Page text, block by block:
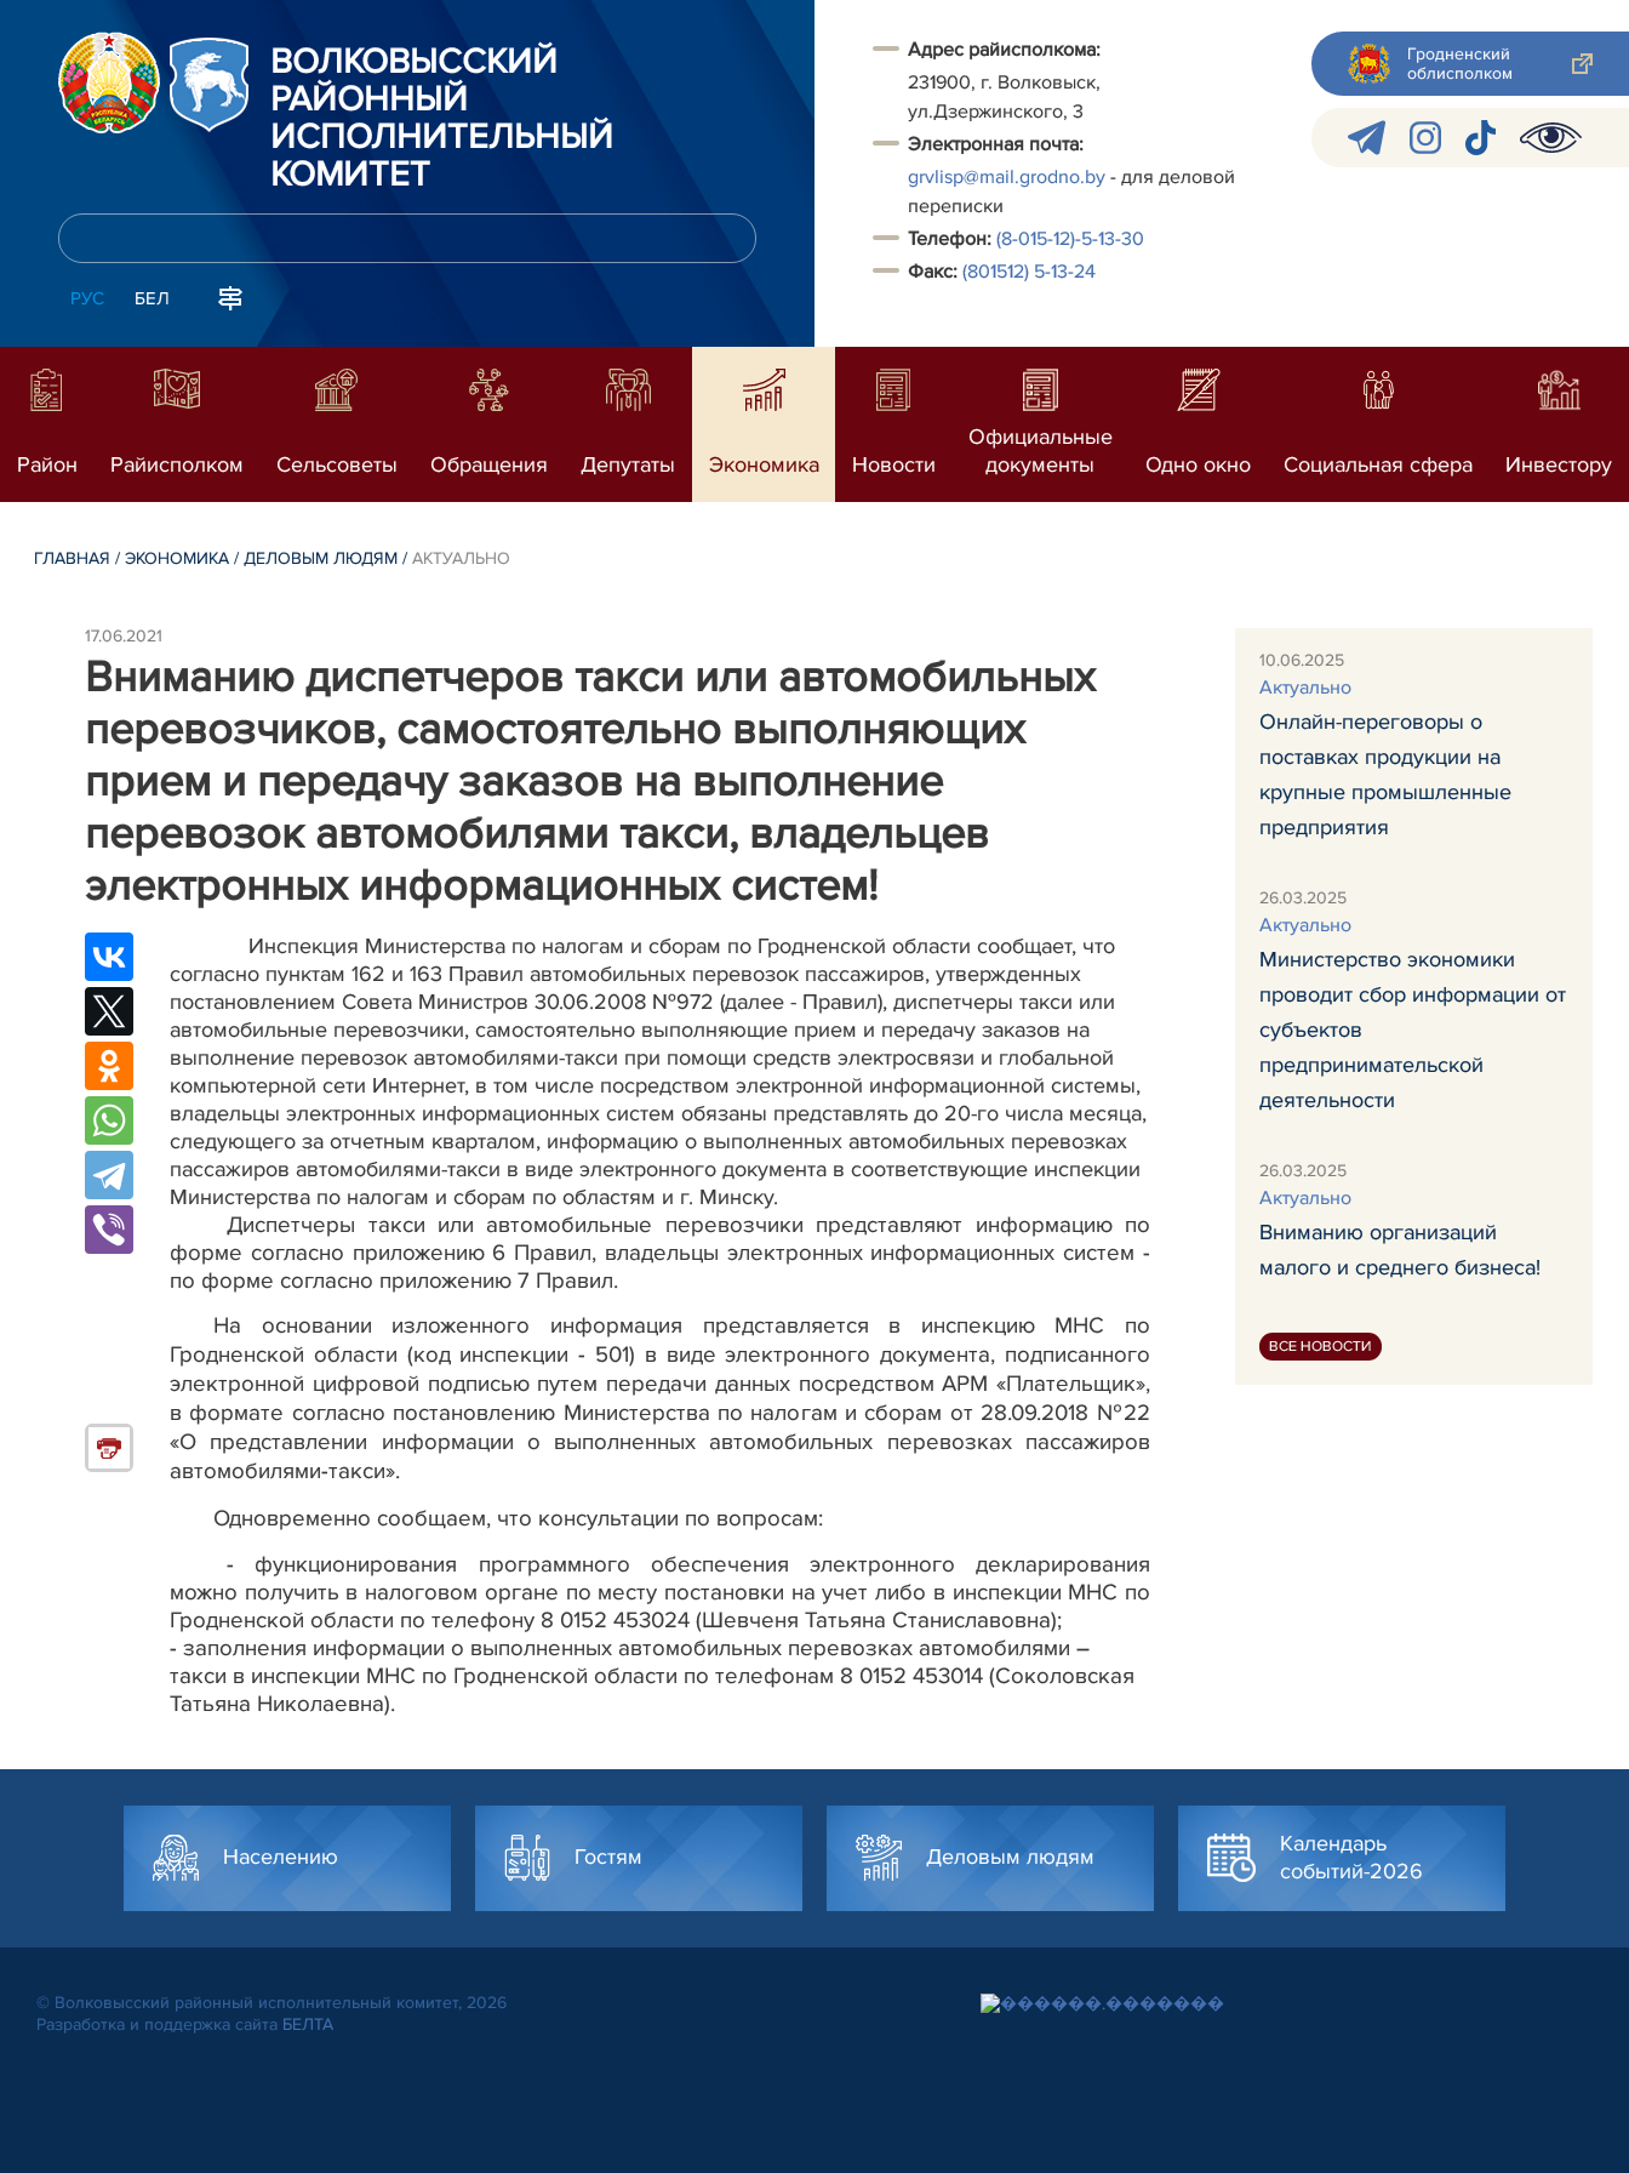
ВОЛКОВЫССКИЙ
РАЙОННЫЙ
ИСПОЛНИТЕЛЬНЫЙ
КОМИТЕТ
РУС БЕЛ
Адрес райисполкома:
231900, г. Волковыск,
ул.Дзержинского, 3
Электронная почта:
grvlisp@mail.grodno.by - для деловой
переписки
Телефон: (8-015-12)-5-13-30
Факс: (801512) 5-13-24
Гродненский
облисполком
Район Райисполком Сельсоветы Обращения Депутаты Экономика Новости
Официальные
документы
Одно окно Социальная сфера Инвестору
ГЛАВНАЯ /ЭКОНОМИКА /ДЕЛОВЫМ ЛЮДЯМ /АКТУАЛЬНО
17.06.2021
Вниманию диспетчеров такси или автомобильных
перевозчиков, самостоятельно выполняющих
прием и передачу заказов на выполнение
перевозок автомобилями такси, владельцев
электронных информационных систем!
Инспекция Министерства по налогам и сборам по Гродненской области сообщает, что
согласно пунктам 162 и 163 Правил автомобильных перевозок пассажиров, утвержденных
постановлением Совета Министров 30.06.2008 №972 (далее - Правил), диспетчеры такси или
автомобильные перевозчики, самостоятельно выполняющие прием и передачу заказов на
выполнение перевозок автомобилями-такси при помощи средств электросвязи и глобальной
компьютерной сети Интернет, в том числе посредством электронной информационной системы,
владельцы электронных информационных систем обязаны представлять до 20-го числа месяца,
следующего за отчетным кварталом, информацию о выполненных автомобильных перевозках
пассажиров автомобилями-такси в виде электронного документа в соответствующие инспекции
Министерства по налогам и сборам по областям и г. Минску.
Диспетчеры такси или автомобильные перевозчики представляют информацию по
форме согласно приложению 6 Правил, владельцы электронных информационных систем -
по форме согласно приложению 7 Правил.
На основании изложенного информация представляется в инспекцию МНС по
Гродненской области (код инспекции - 501) в виде электронного документа, подписанного
электронной цифровой подписью путем передачи данных посредством АРМ «Плательщик»,
в формате согласно постановлению Министерства по налогам и сборам от 28.09.2018 №22
«О представлении информации о выполненных автомобильных перевозках пассажиров
автомобилями-такси».
Одновременно сообщаем, что консультации по вопросам:
- функционирования программного обеспечения электронного декларирования
можно получить в налоговом органе по месту постановки на учет либо в инспекции МНС по
Гродненской области по телефону 8 0152 453024 (Шевченя Татьяна Станиславовна);
- заполнения информации о выполненных автомобильных перевозках автомобилями –
такси в инспекции МНС по Гродненской области по телефонам 8 0152 453014 (Соколовская
Татьяна Николаевна).
10.06.2025
Актуально
Онлайн-переговоры о
поставках продукции на
крупные промышленные
предприятия
26.03.2025
Актуально
Министерство экономики
проводит сбор информации от
субъектов
предпринимательской
деятельности
26.03.2025
Актуально
Вниманию организаций
малого и среднего бизнеса!
ВСЕ НОВОСТИ
Населению Гостям Деловым людям
Календарь
событий-2026
© Волковысский районный исполнительный комитет, 2026
Разработка и поддержка сайта БЕЛТА